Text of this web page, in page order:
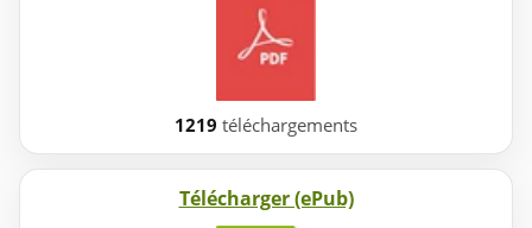
1219 téléchargements
Télécharger (ePub)